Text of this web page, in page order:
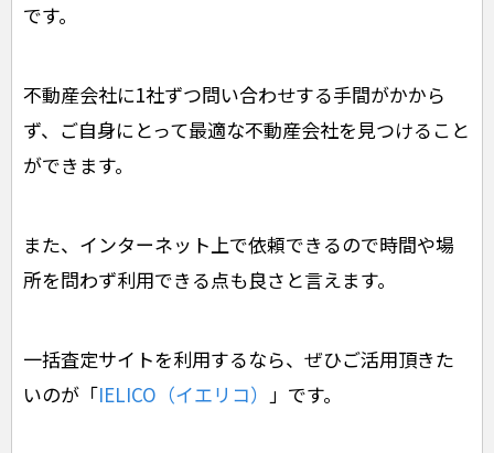
です。
不動産会社に1社ずつ問い合わせする手間がかから
ず、ご自身にとって最適な不動産会社を見つけること
ができます。
また、インターネット上で依頼できるので時間や場
所を問わず利用できる点も良さと言えます。
一括査定サイトを利用するなら、ぜひご活用頂きた
いのが「IELICO（イエリコ） 」です。